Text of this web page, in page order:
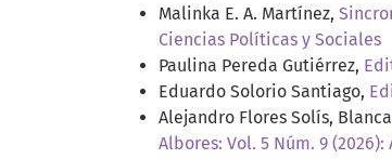
Malinka E. A. Martínez,
Ciencias Políticas y Sociales
Paulina Pereda Gutiérrez,
Eduardo Solorio Santiago,
Alejandro Flores Solís,
Albores: Vol. 5 Núm. 9